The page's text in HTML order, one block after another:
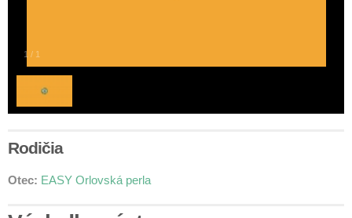
1 / 1
Rodičia
Otec: EASY Orlovská perla